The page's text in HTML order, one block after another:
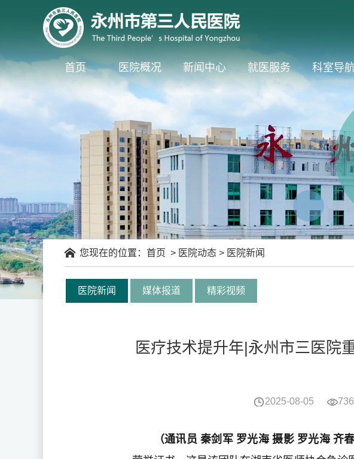
首页 医院概况 新闻中心 就医服务 科室导
您现在的位置： 首页 > 医院动态 > 医院新闻
医院新闻 媒体报道 精彩视频
医疗技术提升年|永州市三医院
2025-08-05 736
（通讯员 秦剑军 罗光海 摄影 罗光海 齐